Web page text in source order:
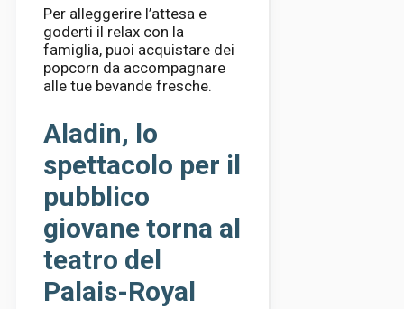
Per alleggerire l’attesa e
goderti il ​​relax con la
famiglia, puoi acquistare dei
popcorn da accompagnare
alle tue bevande fresche.
Aladin, lo
spettacolo per il
pubblico
giovane torna al
teatro del
Palais-Royal